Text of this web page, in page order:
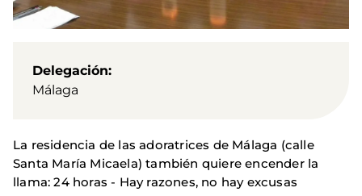
Delegación
Málaga
La residencia de las adoratrices de Málaga (calle
Santa María Micaela) también quiere encender la
llama: 24 horas - Hay razones, no hay excusas